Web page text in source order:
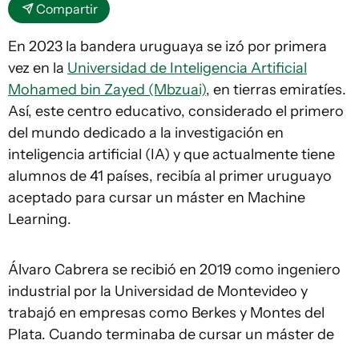
Compartir
En 2023 la bandera uruguaya se izó por primera
vez en la Universidad de Inteligencia Artificial
Mohamed bin Zayed (Mbzuai), en tierras emiratíes.
Así, este centro educativo, considerado el primero
del mundo dedicado a la investigación en
inteligencia artificial (IA) y que actualmente tiene
alumnos de 41 países, recibía al primer uruguayo
aceptado para cursar un máster en Machine
Learning.
Álvaro Cabrera se recibió en 2019 como ingeniero
industrial por la Universidad de Montevideo y
trabajó en empresas como Berkes y Montes del
Plata. Cuando terminaba de cursar un máster de